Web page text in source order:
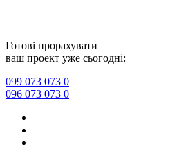
Готові прорахувати
ваш проект уже сьогодні:
099 073 073 0
096 073 073 0